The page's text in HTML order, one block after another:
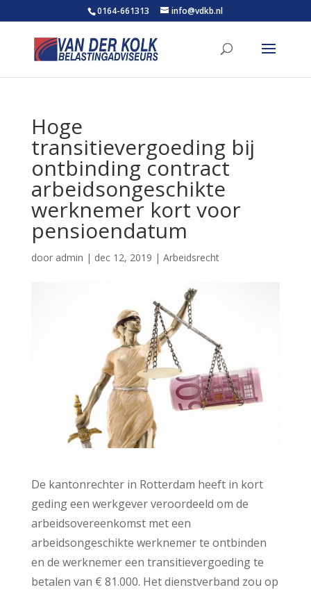
0164-661313 info@vdkb.nl
Hoge
transitievergoeding bij
ontbinding contract
arbeidsongeschikte
werknemer kort voor
pensioendatum
door admin | dec 12, 2019 | Arbeidsrecht
De kantonrechter in Rotterdam heeft in kort
geding een werkgever veroordeeld om de
arbeidsovereenkomst met een
arbeidsongeschikte werknemer te ontbinden
en de werknemer een transitievergoeding te
betalen van € 81.000. Het dienstverband zou op